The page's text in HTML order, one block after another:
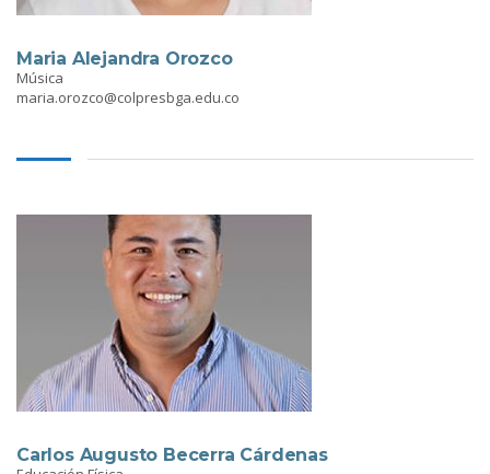
Maria Alejandra Orozco
Música
maria.orozco@colpresbga.edu.co
Carlos Augusto Becerra Cárdenas